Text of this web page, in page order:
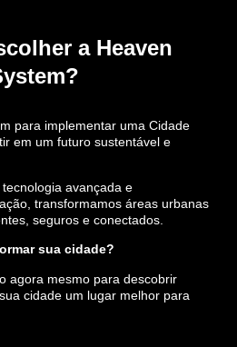
a Heaven
para implementar uma Cidade
em um futuro sustentável e
avançada e
transformamos áreas urbanas
seguros e conectados.
sua cidade?
agora mesmo para descobrir
cidade um lugar melhor para